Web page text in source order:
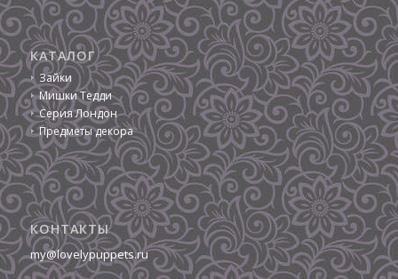
КАТАЛОГ
Зайки
Мишки Тедди
Серия Лондон
Предметы декора
КОНТАКТЫ
my@lovelypuppets.ru